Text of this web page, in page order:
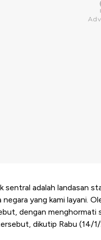
sentral adalah landasan
yang kami layani.
dengan menghormati
dikutip Rabu (14/